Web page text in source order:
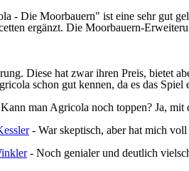
- Die Moorbauern" ist eine sehr gut
ergänzt. Die Moorbauern-
Diese hat zwar ihren Preis, bietet
schon gut kennen, da es das
man Agricola noch toppen? Ja, mit
- War skeptisch, aber hat mich
- Noch genialer und deutlich